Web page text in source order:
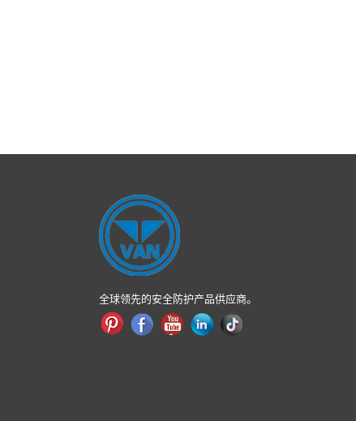
全球领先的安全防护产品供应商。
兴趣 FacebookYouTube领英